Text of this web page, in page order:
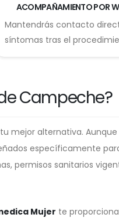
ACOMPAÑAMIENTO POR
Mantendrás contacto
síntomas tras el
Campeche?
mejor alternativa.
específicamente
permisos sanitarios
Mujer te